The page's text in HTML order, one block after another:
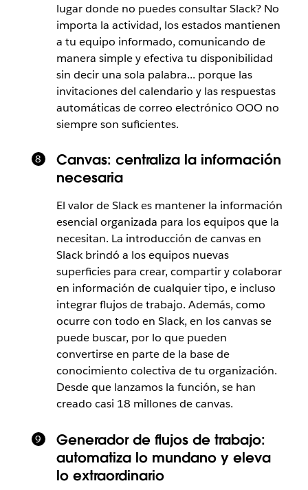
lugar donde no puedes consultar Slack? No
importa la actividad, los estados mantienen
a tu equipo informado, comunicando de
manera simple y efectiva tu disponibilidad
sin decir una sola palabra... porque las
invitaciones del calendario y las respuestas
automáticas de correo electrónico OOO no
siempre son suficientes.
Canvas: centraliza la información
necesaria
El valor de Slack es mantener la información
esencial organizada para los equipos que la
necesitan. La introducción de canvas en
Slack brindó a los equipos nuevas
superficies para crear, compartir y colaborar
en información de cualquier tipo, e incluso
integrar flujos de trabajo. Además, como
ocurre con todo en Slack, en los canvas se
puede buscar, por lo que pueden
convertirse en parte de la base de
conocimiento colectiva de tu organización.
Desde que lanzamos la función, se han
creado casi 18 millones de canvas.
Generador de flujos de trabajo:
automatiza lo mundano y eleva
lo extraordinario